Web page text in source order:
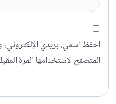
احفظ اسمي، بريدي الإلكتروني،
المتصفح لاستخدامها المرة